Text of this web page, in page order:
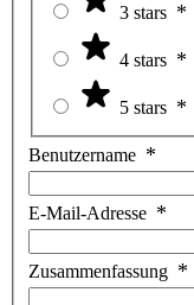
3 stars
4 stars
5 stars
Benutzername
E-Mail-Adresse
Zusammenfassung